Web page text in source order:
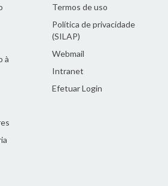
à
Termos de uso
Política de privacidade
(SILAP)
Webmail
Intranet
Efetuar Login